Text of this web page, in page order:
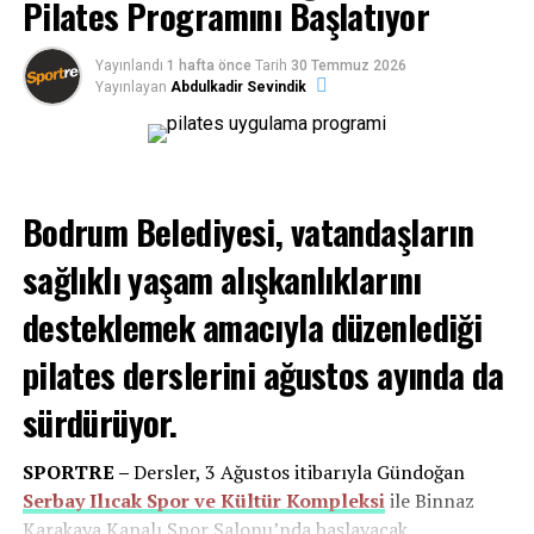
Dr.Ejder Sözen’e Büyük Onur; “Şeref
Diploması Ödülü”
Türkiye Milli Olimpiyat Komitesi Fair Play komisyonu
Muğla Büyükşehir Belediyesi Okçuluk takımı antrenörü
Dr.Ejder Sözen’i Fair Play Sportif Tanıtım Dalı 2024
Şeref Diploması ile ödüllendirdi. Dr.Ejder Sözen
kendisine verilen Şeref Diploması ile ilgili şunları
Pilates Programını Başlatıyor
Yayınlandı 1 hafta önce Tarih 30 Temmuz 2026
Yayınlayan Abdulkadir Sevindik
Bodrum Belediyesi, vatandaşların
sağlıklı yaşam alışkanlıklarını
desteklemek amacıyla düzenlediği
pilates derslerini ağustos ayında da
sürdürüyor.
SPORTRE –Dersler, 3 Ağustos itibarıyla Gündoğan
Serbay Ilıcak Spor ve Kültür Kompleksiile Binnaz